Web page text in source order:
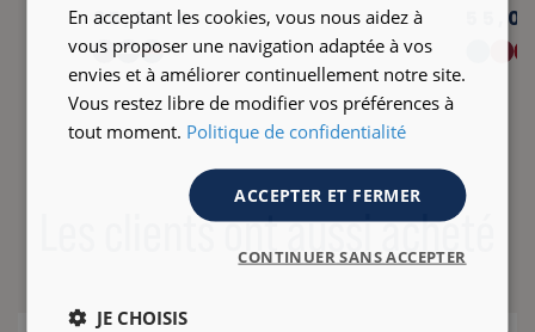
25,00 €
+5
Les clients ont aussi acheté
En acceptant les cookies, vous nous aidez à
vous proposer une navigation adaptée à vos
envies et à améliorer continuellement notre site.
Vous restez libre de modifier vos préférences à
tout moment. Politique de confidentialité
ACCEPTER ET FERMER
CONTINUER SANS ACCEPTER
JE CHOISIS